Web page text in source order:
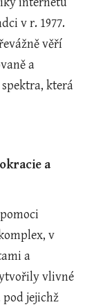
v r. 1977.
věří
a
která
a
v
a
vlivné
jejichž